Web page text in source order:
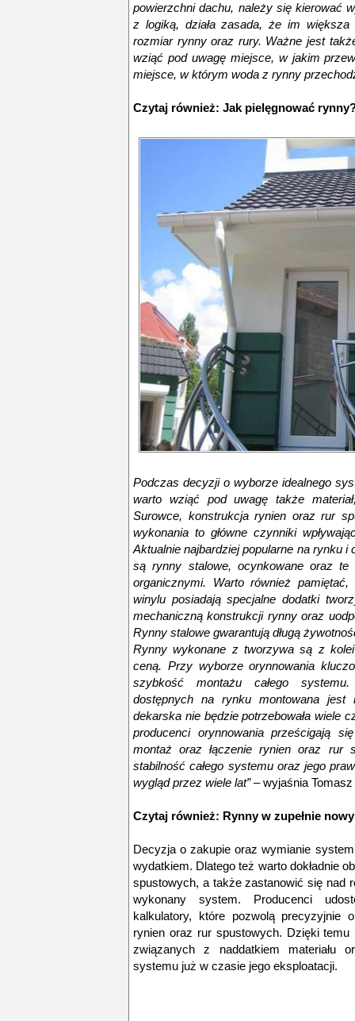
powierzchni dachu, należy się kierować
z logiką, działa zasada, że im
rozmiar rynny oraz rury. Ważne jest
wziąć pod uwagę miejsce, w jakim
miejsce, w którym woda z rynny
Czytaj również: Jak pielęgnować
Podczas decyzji o wyborze idealnego
warto wziąć pod uwagę także
Surowce, konstrukcja rynien oraz rur
wykonania to główne czynniki
Aktualnie najbardziej popularne na rynku
są rynny stalowe, ocynkowane oraz te
organicznymi. Warto również
winylu posiadają specjalne dodatki
mechaniczną konstrukcji rynny oraz
Rynny stalowe gwarantują długą
Rynny wykonane z tworzywa są z
ceną. Przy wyborze orynnowania
szybkość montażu całego
dostępnych na rynku montowana
dekarska nie będzie potrzebowała wiele
producenci orynnowania prześcigają
montaż oraz łączenie rynien oraz rur
stabilność całego systemu oraz jego
wygląd przez wiele lat”– wyjaśnia
Czytaj również: Rynny w zupełnie
Decyzja o zakupie oraz wymianie
wydatkiem. Dlatego też warto dokładnie
spustowych, a także zastanowić się nad
wykonany system. Producenci
kalkulatory, które pozwolą precyzyjnie
rynien oraz rur spustowych. Dzięki
związanych z naddatkiem materiału
systemu już w czasie jego eksploatacji.